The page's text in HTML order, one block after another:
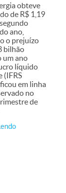
obteve
de R$ 1,19
ano,
o prejuízo
bilhão
um ano
líquido
(IFRS
em linha
no
de